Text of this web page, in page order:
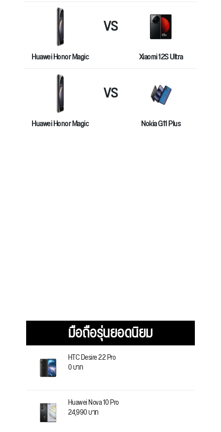
Huawei Honor Magic
VS
Xiaomi 12S Ultra
Huawei Honor Magic
VS
Nokia G11 Plus
มือถือรุ่นยอดนิยม
HTC Desire 22 Pro
0 บาท
Huawei Nova 10 Pro
24,990 บาท